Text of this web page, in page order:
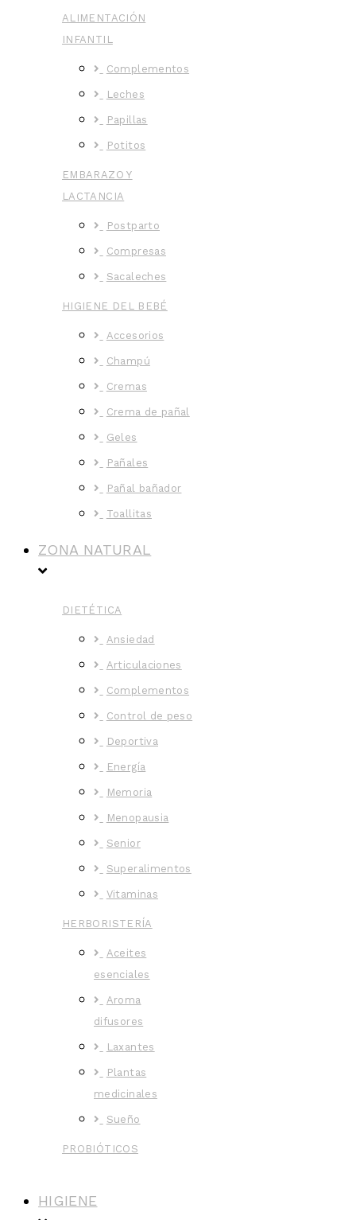
ALIMENTACIÓN
INFANTIL
Complementos
Leches
Papillas
Potitos
EMBARAZO Y
LACTANCIA
Postparto
Compresas
Sacaleches
HIGIENE DEL BEBÉ
Accesorios
Champú
Cremas
Crema de pañal
Geles
Pañales
Pañal bañador
Toallitas
ZONA NATURAL
DIETÉTICA
Ansiedad
Articulaciones
Complementos
Control de peso
Deportiva
Energía
Memoria
Menopausia
Senior
Superalimentos
Vitaminas
HERBORISTERÍA
Aceites
esenciales
Aroma
difusores
Laxantes
Plantas
medicinales
Sueño
PROBIÓTICOS
HIGIENE